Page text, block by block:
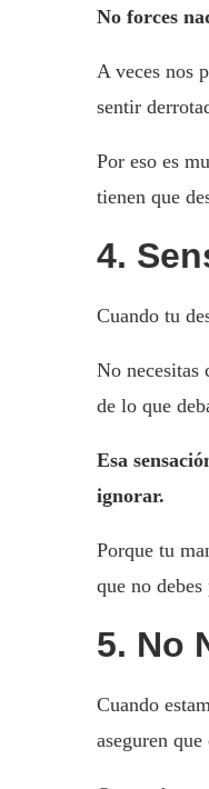
No forces
A veces nos
sentir
Por eso es
tienen que
4.
Cuando tu
No necesitas
de lo que
Esa
ignorar.
Porque tu
que no
5. No
Cuando
aseguren